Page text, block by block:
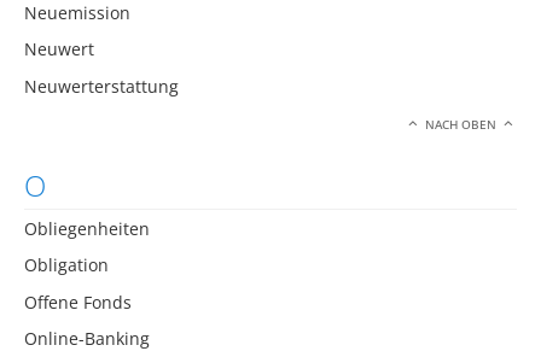
Neuemission
Neuwert
Neuwerterstattung
NACH OBEN
O
Obliegenheiten
Obligation
Offene Fonds
Online-Banking